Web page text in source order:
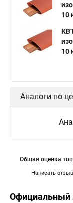
10
10
Аналоги по
Написать отзыв
Общая оценка
Официальный